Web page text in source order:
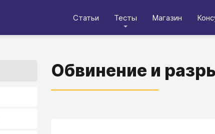
Статьи Тесты Магазин
Обвинение и